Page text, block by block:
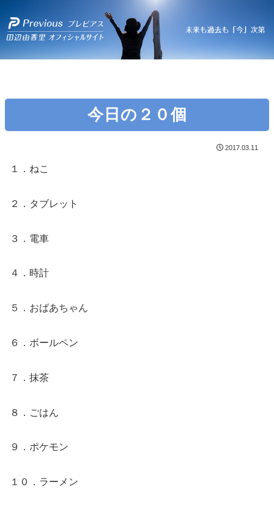
今日の２０個
2017.03.11
１．ねこ
２．タブレット
３．電車
４．時計
５．おばあちゃん
６．ボールペン
７．抹茶
８．ごはん
９．ポケモン
１０．ラーメン